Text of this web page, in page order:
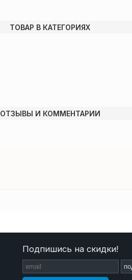
ТОВАР В КАТЕГОРИЯХ
ОТЗЫВЫ И КОММЕНТАРИИ
Подпишись на скидки!